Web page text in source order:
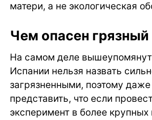
матери, а не экологическая
Чем опасен грязный
На самом деле
Испании нельзя назвать
загрязненными, поэтому
представить, что если
эксперимент в более